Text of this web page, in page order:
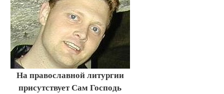
На православной литургии
присутствует Сам Господь